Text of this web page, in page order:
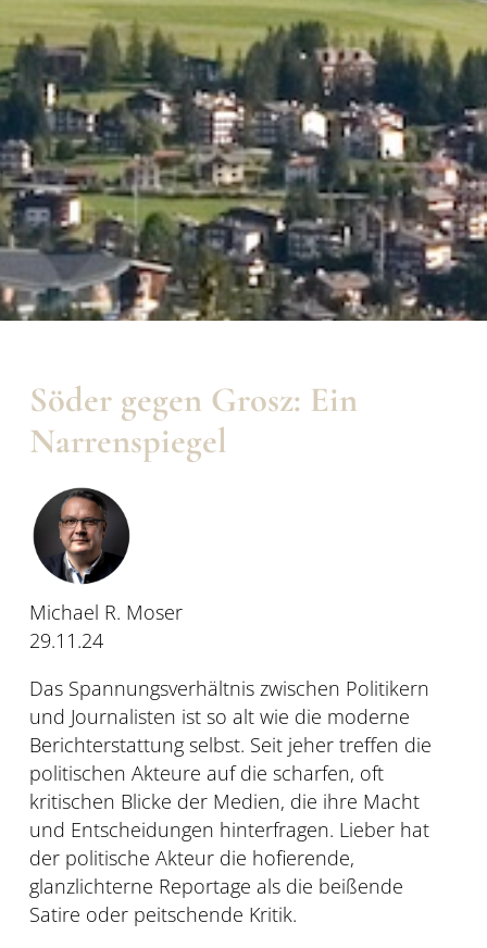
Söder gegen Grosz: Ein
Narrenspiegel
Michael R. Moser
29.11.24
Das Spannungsverhältnis zwischen Politikern
und Journalisten ist so alt wie die moderne
Berichterstattung selbst. Seit jeher treffen die
politischen Akteure auf die scharfen, oft
kritischen Blicke der Medien, die ihre Macht
und Entscheidungen hinterfragen. Lieber hat
der politische Akteur die hofierende,
glanzlichterne Reportage als die beißende
Satire oder peitschende Kritik.